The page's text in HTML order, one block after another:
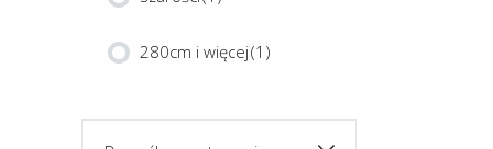
280cm i więcej(1)